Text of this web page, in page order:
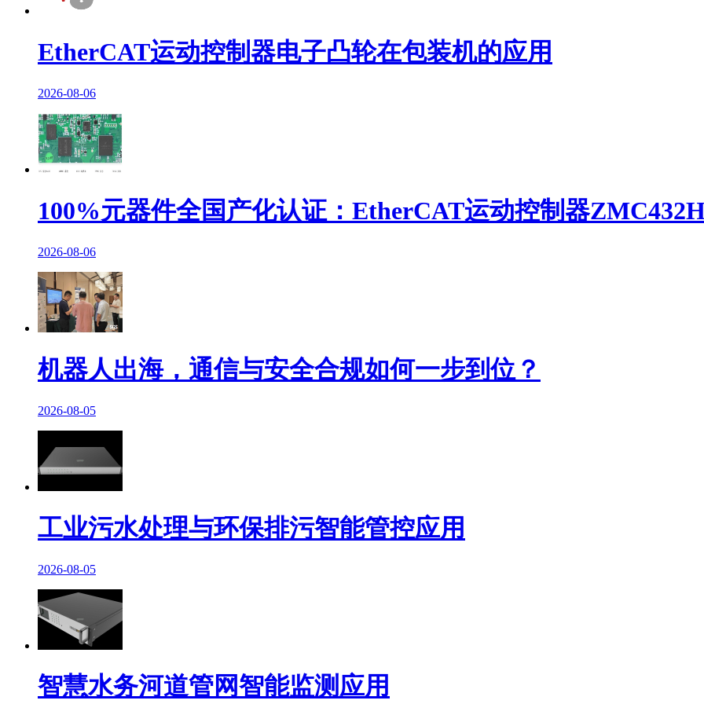
EtherCAT运动控制器电子凸轮在包装机的应用
2026-08-06
100%元器件全国产化认证：EtherCAT运动控制器
2026-08-06
机器人出海，通信与安全合规如何一步到位？
2026-08-05
工业污水处理与环保排污智能管控应用
2026-08-05
智慧水务河道管网智能监测应用